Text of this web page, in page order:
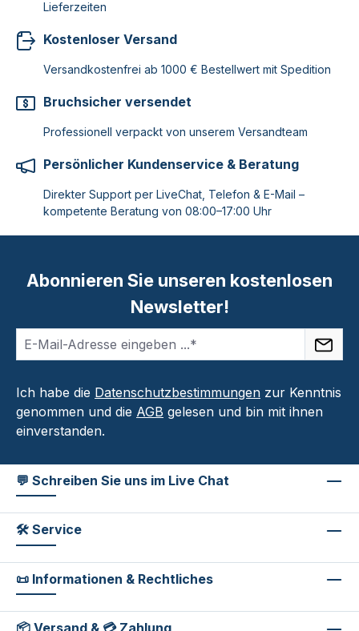
Lieferzeiten
Kostenloser Versand
Versandkostenfrei ab 1000 € Bestellwert mit Spedition
Bruchsicher versendet
Professionell verpackt von unserem Versandteam
Persönlicher Kundenservice & Beratung
Direkter Support per LiveChat, Telefon & E-Mail –
kompetente Beratung von 08:00–17:00 Uhr
Abonnieren Sie unseren kostenlosen
Newsletter!
Ich habe die Datenschutzbestimmungen zur Kenntnis
genommen und die AGB gelesen und bin mit ihnen
einverstanden.
💬 Schreiben Sie uns im Live Chat
🛠 Service
📜 Informationen & Rechtliches